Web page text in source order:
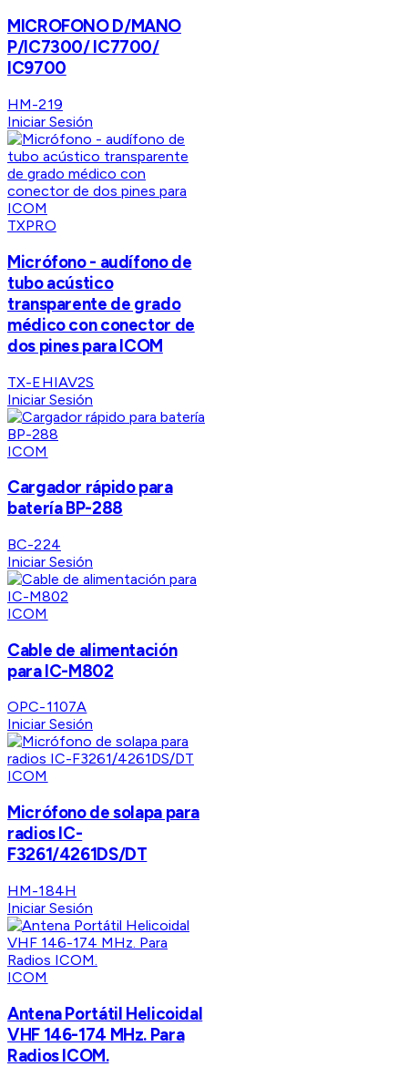
MICROFONO D/MANO
P/IC7300/ IC7700/
IC9700
HM-219
Iniciar Sesión
TXPRO
Micrófono - audífono de
tubo acústico
transparente de grado
médico con conector de
dos pines para ICOM
TX-EHIAV2S
Iniciar Sesión
ICOM
Cargador rápido para
batería BP-288
BC-224
Iniciar Sesión
ICOM
Cable de alimentación
para IC-M802
OPC-1107A
Iniciar Sesión
ICOM
Micrófono de solapa para
radios IC-
F3261/4261DS/DT
HM-184H
Iniciar Sesión
ICOM
Antena Portátil Helicoidal
VHF 146-174 MHz. Para
Radios ICOM.